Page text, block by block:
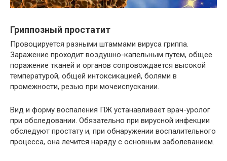
Гриппозный простатит
Провоцируется разными штаммами вируса гриппа.
Заражение проходит воздушно-капельным путем, общее
поражение тканей и органов сопровождается высокой
температурой, общей интоксикацией, болями в
промежности, резью при мочеиспускании.
Вид и форму воспаления ПЖ устанавливает врач-уролог
при обследовании. Обязательно при вирусной инфекции
обследуют простату и, при обнаружении воспалительного
процесса, она лечится наряду с основным заболеванием.